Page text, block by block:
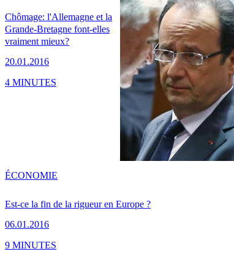
Chômage: l'Allemagne et la
Grande-Bretagne font-elles
vraiment mieux?
20.01.2016
4 MINUTES
Est-ce la fin de la rigueur en Europe ?
06.01.2016
ÉCONOMIE
9 MINUTES